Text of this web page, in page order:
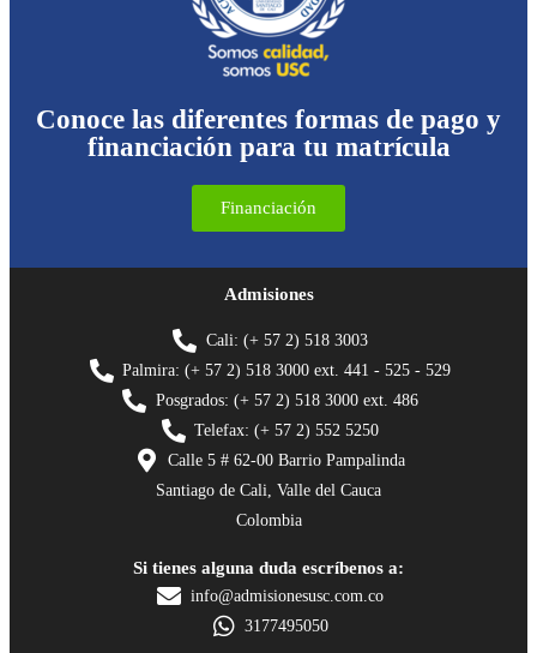
Conoce las diferentes formas de pago y
financiación para tu matrícula
Financiación
Admisiones
Cali: (+ 57 2) 518 3003
Palmira: (+ 57 2) 518 3000 ext. 441 - 525 - 529
Posgrados: (+ 57 2) 518 3000 ext. 486
Telefax: (+ 57 2) 552 5250
Calle 5 # 62-00 Barrio Pampalinda
Santiago de Cali, Valle del Cauca
Colombia
Si tienes alguna duda escríbenos a:
info@admisionesusc.com.co
3177495050